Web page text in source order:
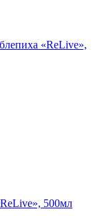
«ReLive»,
500мл